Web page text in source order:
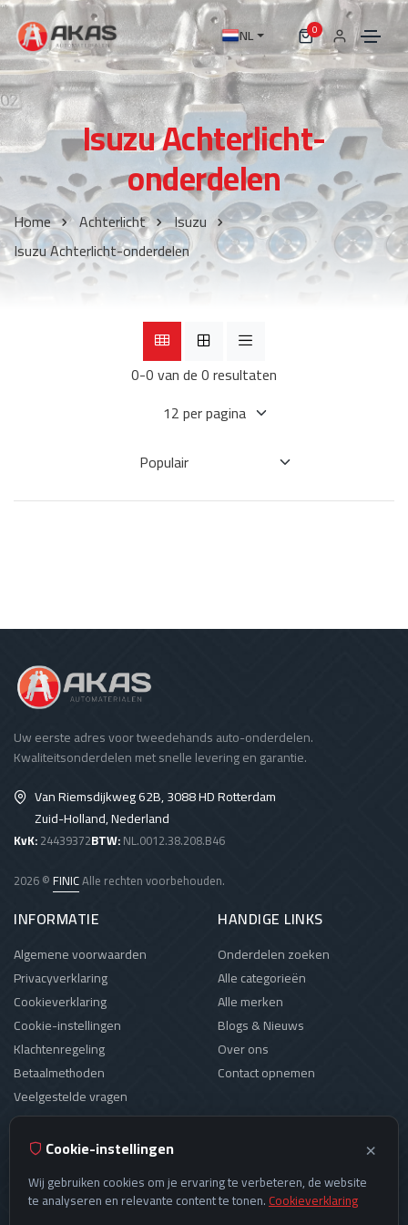
NL 0
Isuzu Achterlicht-
onderdelen
Home Achterlicht
Isuzu
Isuzu Achterlicht-onderdelen
0-0 van de 0 resultaten
Uw eerste adres voor tweedehands auto-onderdelen.
Kwaliteitsonderdelen met snelle levering en garantie.
Van Riemsdijkweg 62B, 3088 HD Rotterdam
Zuid-Holland, Nederland
KvK:24439372BTW:NL.0012.38.208.B46
2026 ©FINICAlle rechten voorbehouden.
INFORMATIE
Algemene voorwaarden
Privacyverklaring
Cookieverklaring
Cookie-instellingen
Klachtenregeling
Betaalmethoden
Veelgestelde vragen
HANDIGE LINKS
Onderdelen zoeken
Alle categorieën
Alle merken
Blogs & Nieuws
Over ons
Contact opnemen
OPENINGSTIJDEN
Dinsdag:
09:00 - 18:00
Cookie-instellingen ×
Wij gebruiken cookies om je ervaring te verbeteren, de website
te analyseren en relevante content te tonen.Cookieverklaring